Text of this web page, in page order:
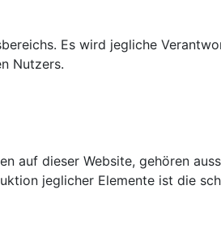
Es wird jegliche
Nutzers.
auf dieser Website, gehören
jeglicher Elemente ist die